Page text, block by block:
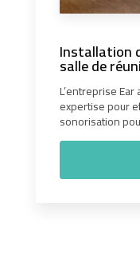
Installation
salle de
L’entreprise
expertise pour
sonorisation